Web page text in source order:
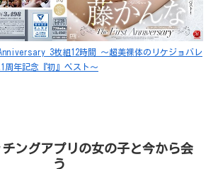
3枚組12時間 ～超美裸体のリケジョバレ
周年記念『初』ベスト～
チングアプリの女の子と今から会
う